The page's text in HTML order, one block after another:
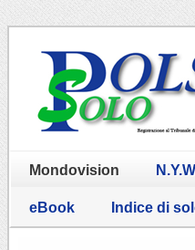
Mondovision
eBook Indice di